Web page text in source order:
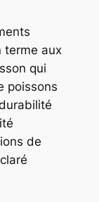
terme aux
qui
poissons
de